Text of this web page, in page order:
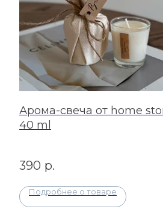
Арома-свеча от home
40 ml
390 р.
Подробнее о товаре